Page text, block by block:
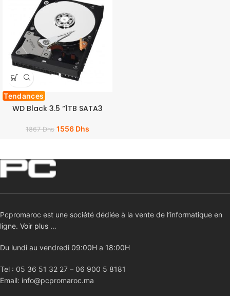
Tendances
WD Black 3.5 “1TB SATA3
1867Dhs 1556 Dhs
Pcpromaroc est une société dédiée à la vente de l’informatique en
ligne. Voir plus …
Du lundi au vendredi 09:00H a 18:00H
Tel : 05 36 51 32 27 – 06 900 5 8181
Email: info@pcpromaroc.ma